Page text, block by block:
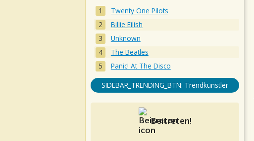
Twenty One Pilots
Billie Eilish
Unknown
The Beatles
Panic! At The Disco
SIDEBAR_TRENDING_BTN: Trendkünstler
Beitreten!